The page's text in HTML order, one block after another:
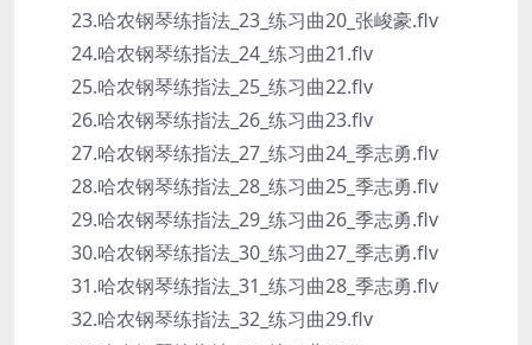
23.哈农钢琴练指法_23_练习曲20_张峻豪.flv
24.哈农钢琴练指法_24_练习曲21.flv
25.哈农钢琴练指法_25_练习曲22.flv
26.哈农钢琴练指法_26_练习曲23.flv
27.哈农钢琴练指法_27_练习曲24_季志勇.flv
28.哈农钢琴练指法_28_练习曲25_季志勇.flv
29.哈农钢琴练指法_29_练习曲26_季志勇.flv
30.哈农钢琴练指法_30_练习曲27_季志勇.flv
31.哈农钢琴练指法_31_练习曲28_季志勇.flv
32.哈农钢琴练指法_32_练习曲29.flv